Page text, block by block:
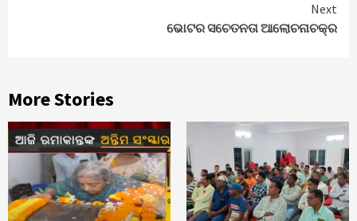
Next
ଭୋଟର ସଚେତନତା ଆଲୋଚନାଚକ୍ର
More Stories